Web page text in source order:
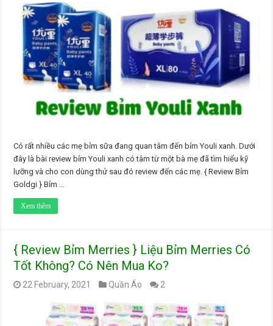
Có rất nhiều các mẹ bỉm sữa đang quan tâm đến bỉm Youli xanh. Dưới
đây là bài review bỉm Youli xanh có tâm từ một bà mẹ đã tìm hiểu kỹ
lưỡng và cho con dùng thử sau đó review đến các mẹ. { Review Bỉm
Goldgi } Bỉm …
Xem thêm
{ Review Bỉm Merries } Liệu Bỉm Merries Có
Tốt Không? Có Nên Mua Ko?
22 February, 2021 Quần Áo 2